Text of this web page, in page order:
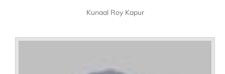
Kunaal Roy Kapur